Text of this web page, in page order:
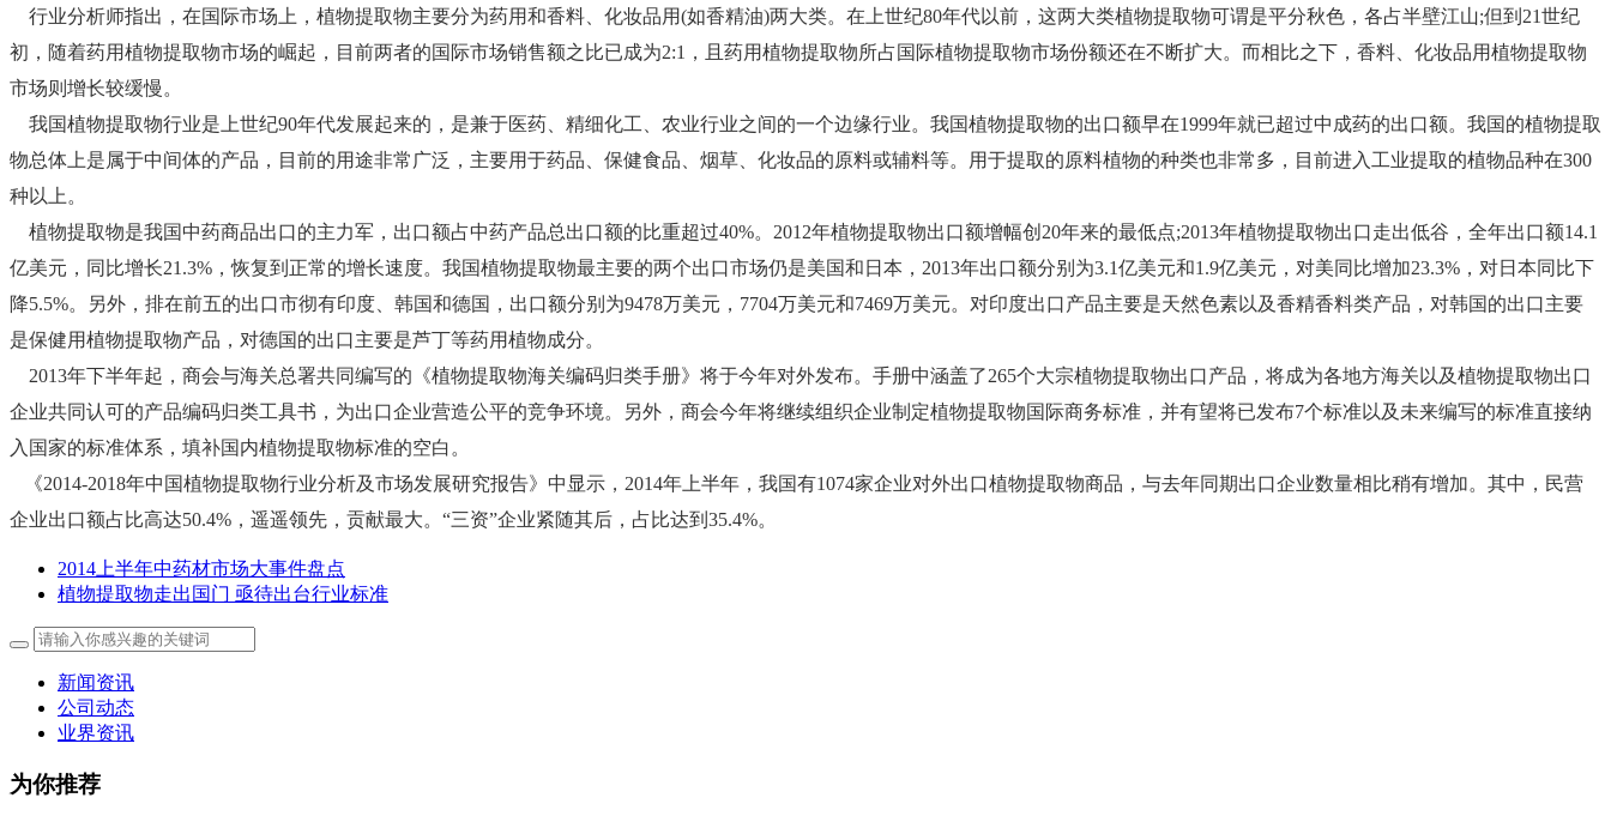
行业分析师指出，在国际市场上，植物提取物主要分为药用和香料、化妆品用(如香精油)两大类。在上世纪80年代以前，这两大类植物提取物可谓是平分秋色，各占半壁江山;但到21世纪
初，随着药用植物提取物市场的崛起，目前两者的国际市场销售额之比已成为2:1，且药用植物提取物所占国际植物提取物市场份额还在不断扩大。而相比之下，香料、化妆品用植物提取物
市场则增长较缓慢。
我国植物提取物行业是上世纪90年代发展起来的，是兼于医药、精细化工、农业行业之间的一个边缘行业。我国植物提取物的出口额早在1999年就已超过中成药的出口额。我国的植物提取
物总体上是属于中间体的产品，目前的用途非常广泛，主要用于药品、保健食品、烟草、化妆品的原料或辅料等。用于提取的原料植物的种类也非常多，目前进入工业提取的植物品种在300
种以上。
植物提取物是我国中药商品出口的主力军，出口额占中药产品总出口额的比重超过40%。2012年植物提取物出口额增幅创20年来的最低点;2013年植物提取物出口走出低谷，全年出口额14.1
亿美元，同比增长21.3%，恢复到正常的增长速度。我国植物提取物最主要的两个出口市场仍是美国和日本，2013年出口额分别为3.1亿美元和1.9亿美元，对美同比增加23.3%，对日本同比下
降5.5%。另外，排在前五的出口市彻有印度、韩国和德国，出口额分别为9478万美元，7704万美元和7469万美元。对印度出口产品主要是天然色素以及香精香料类产品，对韩国的出口主要
是保健用植物提取物产品，对德国的出口主要是芦丁等药用植物成分。
2013年下半年起，商会与海关总署共同编写的《植物提取物海关编码归类手册》将于今年对外发布。手册中涵盖了265个大宗植物提取物出口产品，将成为各地方海关以及植物提取物出口
企业共同认可的产品编码归类工具书，为出口企业营造公平的竞争环境。另外，商会今年将继续组织企业制定植物提取物国际商务标准，并有望将已发布7个标准以及未来编写的标准直接纳
入国家的标准体系，填补国内植物提取物标准的空白。
《2014-2018年中国植物提取物行业分析及市场发展研究报告》中显示，2014年上半年，我国有1074家企业对外出口植物提取物商品，与去年同期出口企业数量相比稍有增加。其中，民营
企业出口额占比高达50.4%，遥遥领先，贡献最大。“三资”企业紧随其后，占比达到35.4%。
2014上半年中药材市场大事件盘点
植物提取物走出国门 亟待出台行业标准
新闻资讯
公司动态
业界资讯
为你推荐